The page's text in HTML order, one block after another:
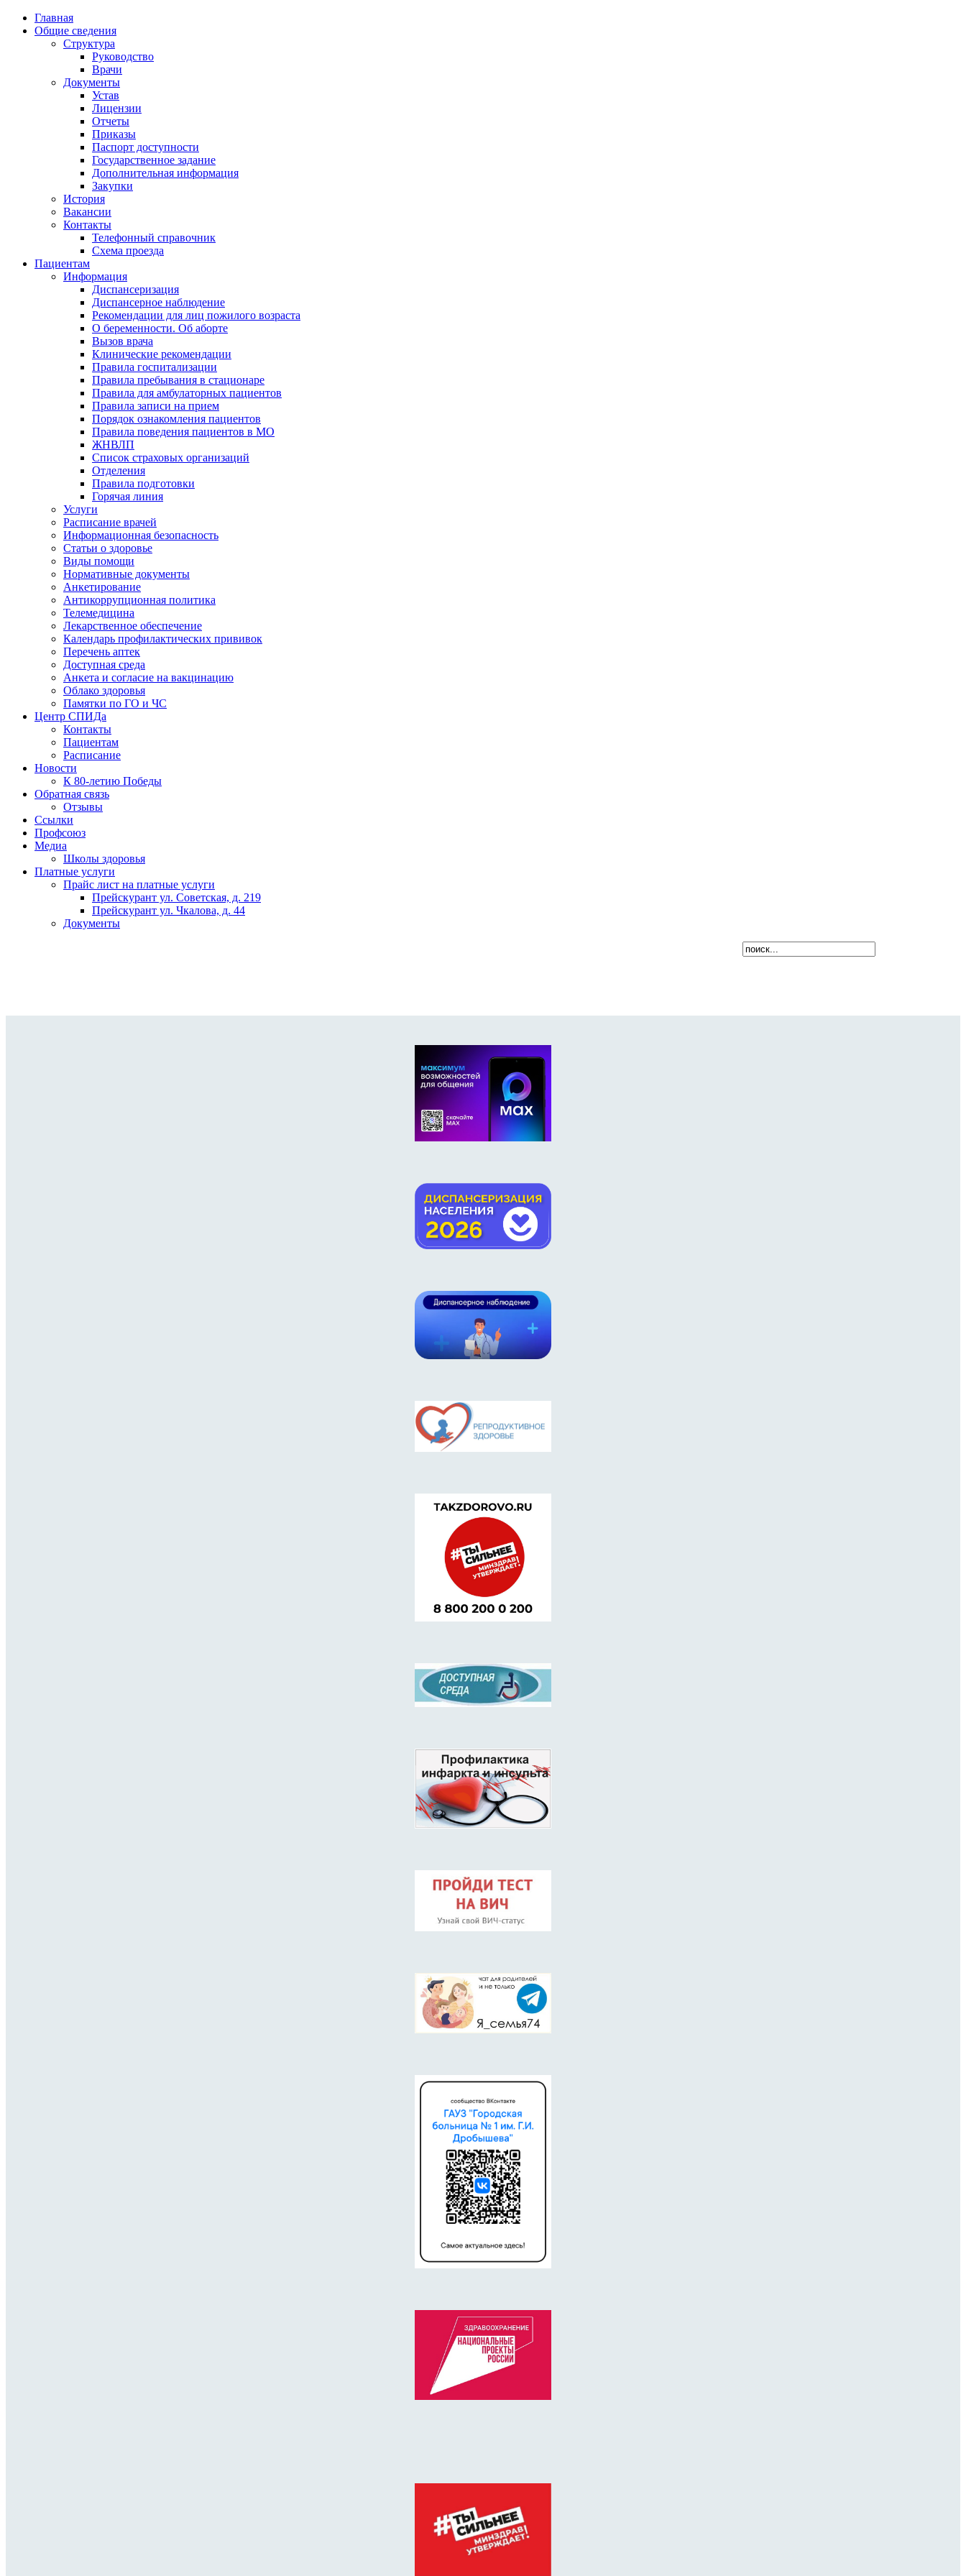
Главная
Общие сведения
Структура
Руководство
Врачи
Документы
Устав
Лицензии
Отчеты
Приказы
Паспорт доступности
Государственное задание
Дополнительная информация
Закупки
История
Вакансии
Контакты
Телефонный справочник
Схема проезда
Пациентам
Информация
Диспансеризация
Диспансерное наблюдение
Рекомендации для лиц пожилого возраста
О беременности. Об аборте
Вызов врача
Клинические рекомендации
Правила госпитализации
Правила пребывания в стационаре
Правила для амбулаторных пациентов
Правила записи на прием
Порядок ознакомления пациентов
Правила поведения пациентов в МО
ЖНВЛП
Список страховых организаций
Отделения
Правила подготовки
Горячая линия
Услуги
Расписание врачей
Информационная безопасность
Статьи о здоровье
Виды помощи
Нормативные документы
Анкетирование
Антикоррупционная политика
Телемедицина
Лекарственное обеспечение
Календарь профилактических прививок
Перечень аптек
Доступная среда
Анкета и согласие на вакцинацию
Облако здоровья
Памятки по ГО и ЧС
Центр СПИДа
Контакты
Пациентам
Расписание
Новости
К 80-летию Победы
Обратная связь
Отзывы
Ссылки
Профсоюз
Медиа
Школы здоровья
Платные услуги
Прайс лист на платные услуги
Прейскурант ул. Советская, д. 219
Прейскурант ул. Чкалова, д. 44
Документы